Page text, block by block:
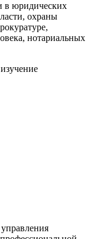
в юридических
охраны
нотариальных